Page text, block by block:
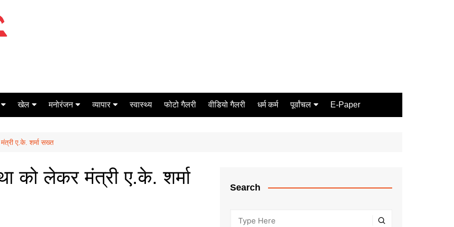
खेल
टेनिस
मनोरंजन
मिर्च मसाला
व्यापार स्वास्थ्य फोटो गैलरी वीडियो गैलरी धर्म कर्म पूर्वांचल E-Paper
ए.के. शर्मा सख्त
को लेकर मंत्री ए.के. शर्मा
Search